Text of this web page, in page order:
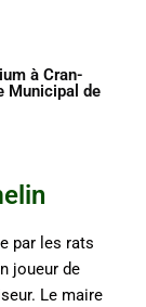
à Cran-
Municipal de
par les rats
joueur de
Le maire